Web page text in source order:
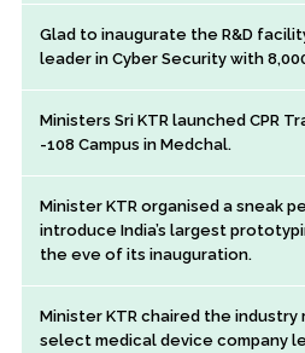
Glad to inaugurate the R&D
leader in Cyber Security with
Ministers Sri KTR launched CPR
-108 Campus in Medchal.
Minister KTR organised a sneak
introduce India’s largest
the eve of its inauguration.
Minister KTR chaired the
select medical device company